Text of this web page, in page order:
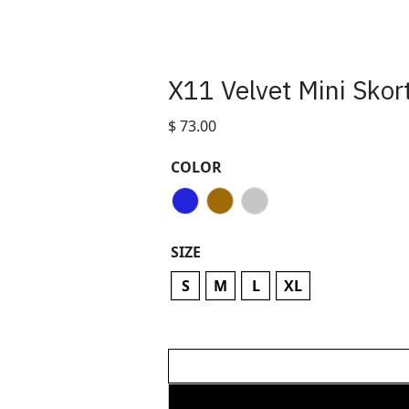
X11 Velvet Mini
$73.00
COLOR
SIZE
S
M L XL
Velvet